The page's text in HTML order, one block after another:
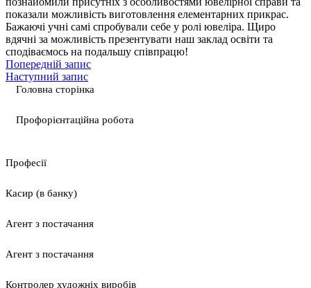
показали можливість виготовлення елементарних прикрас.
Бажаючі учні самі спробували себе у ролі ювеліра. Щиро
вдячні за можливість презентувати наш заклад освіти та
сподіваємось на подальшу співпрацю!
Попередній запис
Наступний запис
Головна сторінка
Профорієнтаційна робота
Професії
Касир (в банку)
Агент з постачання
Агент з постачання
Контролер художніх виробів